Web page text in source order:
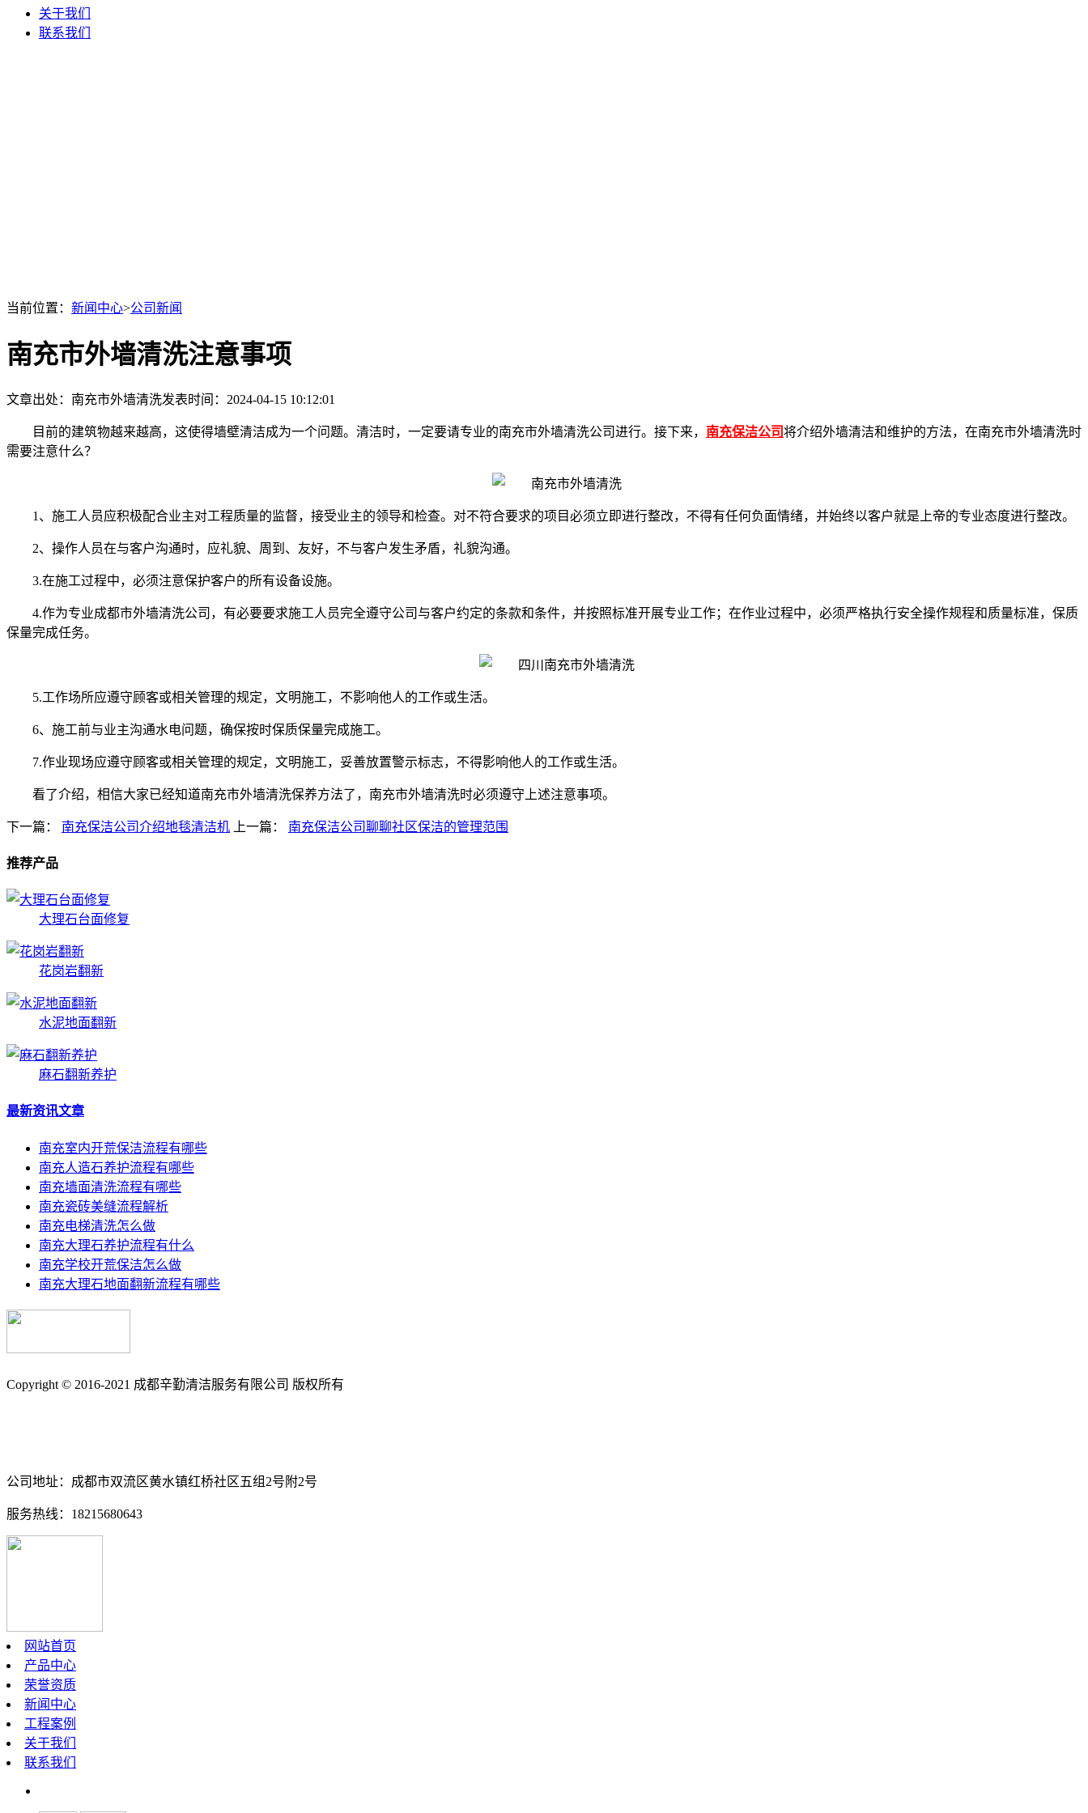
关于我们
联系我们
当前位置： 新闻中心>公司新闻
南充市外墙清洗注意事项
文章出处：南充市外墙清洗发表时间：2024-04-15 10:12:01
目前的建筑物越来越高，这使得墙壁清洁成为一个问题。清洁时，一定要请专业的南充市外墙清洗公司进行。接下来， 南充保洁公司将介绍外墙清洁和维护的方法，在南充市外墙清洗时
需要注意什么？
1、施工人员应积极配合业主对工程质量的监督，接受业主的领导和检查。对不符合要求的项目必须立即进行整改，不得有任何负面情绪，并始终以客户就是上帝的专业态度进行整改。
2、操作人员在与客户沟通时，应礼貌、周到、友好，不与客户发生矛盾，礼貌沟通。
3.在施工过程中，必须注意保护客户的所有设备设施。
4.作为专业成都市外墙清洗公司，有必要要求施工人员完全遵守公司与客户约定的条款和条件，并按照标准开展专业工作；在作业过程中，必须严格执行安全操作规程和质量标准，保质
保量完成任务。
5.工作场所应遵守顾客或相关管理的规定，文明施工，不影响他人的工作或生活。
6、施工前与业主沟通水电问题，确保按时保质保量完成施工。
7.作业现场应遵守顾客或相关管理的规定，文明施工，妥善放置警示标志，不得影响他人的工作或生活。
看了介绍，相信大家已经知道南充市外墙清洗保养方法了，南充市外墙清洗时必须遵守上述注意事项。
下一篇： 南充保洁公司介绍地毯清洁机 上一篇： 南充保洁公司聊聊社区保洁的管理范围
推荐产品
大理石台面修复
花岗岩翻新
水泥地面翻新
麻石翻新养护
最新资讯文章
南充室内开荒保洁流程有哪些
南充人造石养护流程有哪些
南充墙面清洗流程有哪些
南充瓷砖美缝流程解析
南充电梯清洗怎么做
南充大理石养护流程有什么
南充学校开荒保洁怎么做
南充大理石地面翻新流程有哪些
Copyright © 2016-2021 成都辛勤清洁服务有限公司 版权所有
公司地址：成都市双流区黄水镇红桥社区五组2号附2号
服务热线：18215680643
网站首页
产品中心
荣誉资质
新闻中心
工程案例
关于我们
联系我们